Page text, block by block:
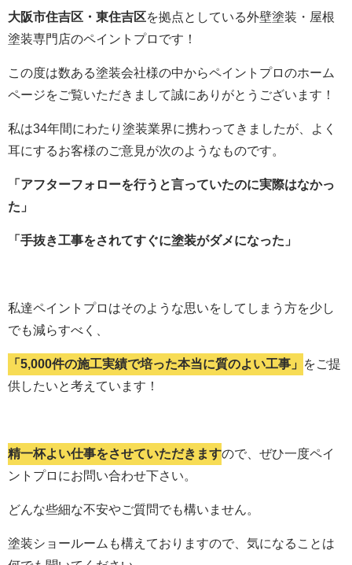
大阪市住吉区・東住吉区を拠点としている外壁塗装・屋根
塗装専門店のペイントプロです！
この度は数ある塗装会社様の中からペイントプロのホーム
ページをご覧いただきまして誠にありがとうございます！
私は34年間にわたり塗装業界に携わってきましたが、よく
耳にするお客様のご意見が次のようなものです。
「アフターフォローを行うと言っていたのに実際はなかっ
た」
「手抜き工事をされてすぐに塗装がダメになった」
私達ペイントプロはそのような思いをしてしまう方を少し
でも減らすべく、
「5,000件の施工実績で培った本当に質のよい工事」
をご提
供したいと考えています！
精一杯よい仕事をさせていただきますので、ぜひ一度ペイ
ントプロにお問い合わせ下さい。
どんな些細な不安やご質問でも構いません。
塗装ショールームも構えておりますので、気になることは